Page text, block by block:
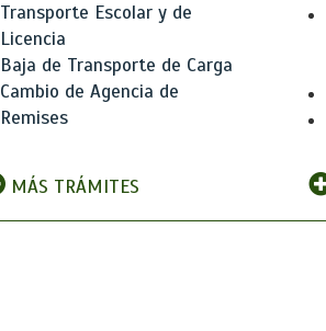
Transporte Escolar y de
Licencia
Baja de Transporte de Carga
Cambio de Agencia de
Remises
MÁS TRÁMITES